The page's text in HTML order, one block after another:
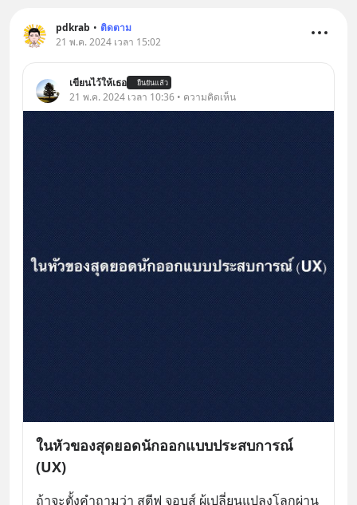
pdkrab • ติดตาม
21 พ.ค. 2024 เวลา 15:02
เขียนไว้ให้เธอ ยืนยันแล้ว
21 พ.ค. 2024 เวลา 10:36 • ความคิดเห็น
ในหัวของสุดยอดนักออกแบบประสบการณ์
(UX)
ถ้าจะตั้งคำถามว่า สตีฟ จอบส์ ผู้เปลี่ยนแปลงโลกผ่าน